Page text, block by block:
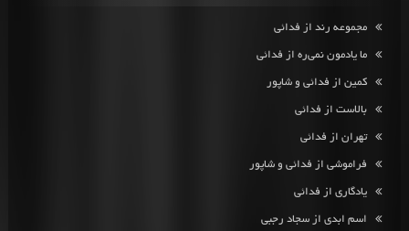
مجموعه رند از فدائی
ما یادمون نمی‌ره از فدائی
کمین از فدائی و شاپور
بالاست از فدائی
تهران از فدائی
فراموشی از فدائی و شاپور
یادگاری از فدائی
اسم ابدی از سجاد رجبی